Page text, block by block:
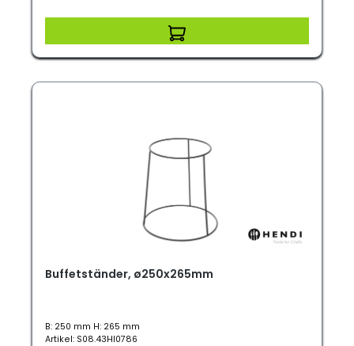
Buffetständer, ø250x265mm
B: 250 mm H: 265 mm
Artikel: S08.43HI0786